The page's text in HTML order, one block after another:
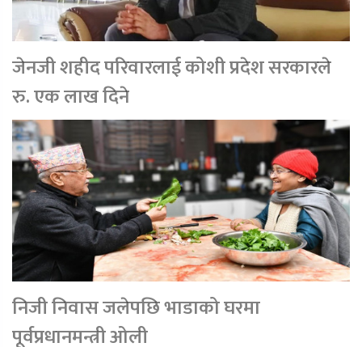
जेनजी शहीद परिवारलाई कोशी प्रदेश सरकारले
रु. एक लाख दिने
निजी निवास जलेपछि भाडाको घरमा
पूर्वप्रधानमन्त्री ओली